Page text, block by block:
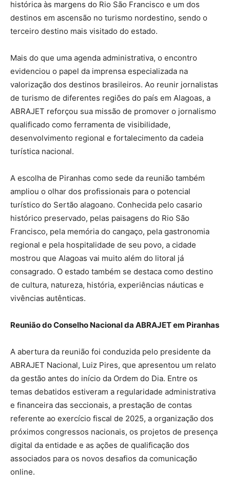
histórica às margens do Rio São Francisco e um dos
destinos em ascensão no turismo nordestino, sendo o
terceiro destino mais visitado do estado.
Mais do que uma agenda administrativa, o encontro
evidenciou o papel da imprensa especializada na
valorização dos destinos brasileiros. Ao reunir jornalistas
de turismo de diferentes regiões do país em Alagoas, a
ABRAJET reforçou sua missão de promover o jornalismo
qualificado como ferramenta de visibilidade,
desenvolvimento regional e fortalecimento da cadeia
turística nacional.
A escolha de Piranhas como sede da reunião também
ampliou o olhar dos profissionais para o potencial
turístico do Sertão alagoano. Conhecida pelo casario
histórico preservado, pelas paisagens do Rio São
Francisco, pela memória do cangaço, pela gastronomia
regional e pela hospitalidade de seu povo, a cidade
mostrou que Alagoas vai muito além do litoral já
consagrado. O estado também se destaca como destino
de cultura, natureza, história, experiências náuticas e
vivências autênticas.
Reunião do Conselho Nacional da ABRAJET em Piranhas
A abertura da reunião foi conduzida pelo presidente da
ABRAJET Nacional, Luiz Pires, que apresentou um relato
da gestão antes do início da Ordem do Dia. Entre os
temas debatidos estiveram a regularidade administrativa
e financeira das seccionais, a prestação de contas
referente ao exercício fiscal de 2025, a organização dos
próximos congressos nacionais, os projetos de presença
digital da entidade e as ações de qualificação dos
associados para os novos desafios da comunicação
online.